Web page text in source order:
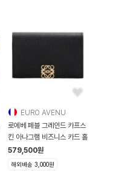
EURO AVENU
로에베 페블 그레인드 카프스
킨 아나그램 비즈니스 카드 홀
579,500원
해외배송 3,000원